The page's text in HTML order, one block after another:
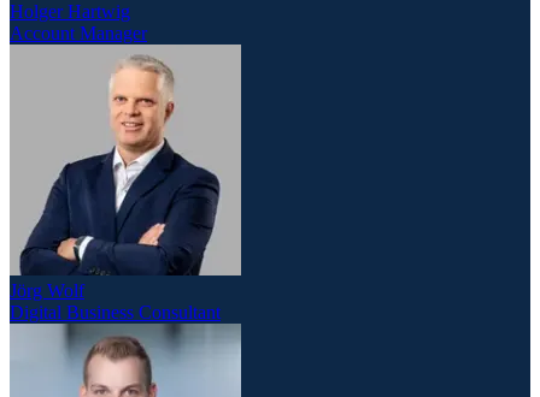
Holger Hartwig
Account Manager
Jörg Wolf
Digital Business Consultant